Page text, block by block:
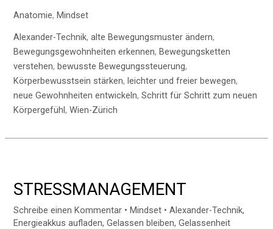
Anatomie, Mindset
Alexander-Technik,alte Bewegungsmuster ändern,
Bewegungsgewohnheiten erkennen,Bewegungsketten
verstehen,bewusste Bewegungssteuerung,
Körperbewusstsein stärken,leichter und freier bewegen,
neue Gewohnheiten entwickeln,Schritt für Schritt zum neuen
Körpergefühl,Wien-Zürich
STRESSMANAGEMENT
Schreibe einen Kommentar •Mindset •Alexander-Technik,
Energieakkus aufladen,Gelassen bleiben,Gelassenheit